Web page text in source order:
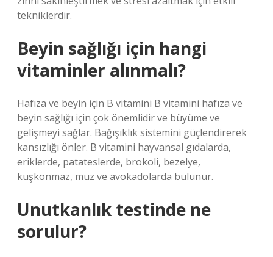
tekniklerdir.
Beyin sağlığı için hangi
vitaminler alınmalı?
Hafıza ve beyin için B vitamini B vitamini hafıza ve
beyin sağlığı için çok önemlidir ve büyüme ve
gelişmeyi sağlar. Bağışıklık sistemini güçlendirerek
kansızlığı önler. B vitamini hayvansal gıdalarda,
eriklerde, patateslerde, brokoli, bezelye,
kuşkonmaz, muz ve avokadolarda bulunur.
Unutkanlık testinde ne
sorulur?